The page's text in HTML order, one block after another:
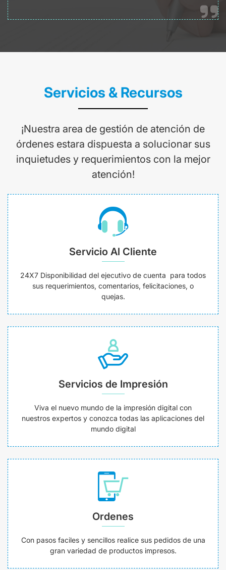
Servicios & Recursos
¡Nuestra area de gestión de atención de
órdenes estara dispuesta a solucionar sus
inquietudes y requerimientos con la mejor
atención!
Servicio Al Cliente
24X7 Disponibilidad del ejecutivo de cuenta para todos
sus requerimientos, comentarios, felicitaciones, o
quejas.
Servicios de Impresión
Viva el nuevo mundo de la impresión digital con
nuestros expertos y conozca todas las aplicaciones del
mundo digital
Ordenes
Con pasos faciles y sencillos realice sus pedidos de una
gran variedad de productos impresos.